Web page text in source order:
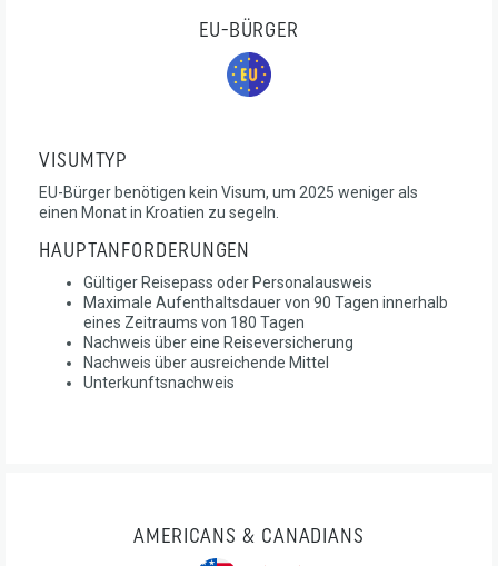
EU-BÜRGER
VISUMTYP
EU-Bürger benötigen kein Visum, um 2025 weniger als
einen Monat in Kroatien zu segeln.
HAUPTANFORDERUNGEN
Gültiger Reisepass oder Personalausweis
Maximale Aufenthaltsdauer von 90 Tagen innerhalb
eines Zeitraums von 180 Tagen
Nachweis über eine Reiseversicherung
Nachweis über ausreichende Mittel
Unterkunftsnachweis
AMERICANS & CANADIANS